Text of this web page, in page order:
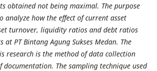
obtained not being maximal. The purpose
analyze how the effect of current asset
turnover, liquidity ratios and debt ratios
at PT Bintang Agung Sukses Medan. The
research is the method of data collection
The sampling technique used